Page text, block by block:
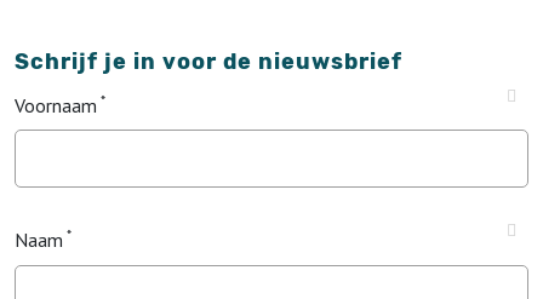
Schrijf je in voor de nieuwsbrief
Voornaam
Naam